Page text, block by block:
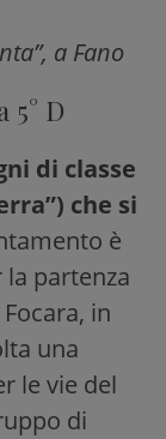
a Fano
D
di classe
che si
è
partenza
in
una
le vie del
di